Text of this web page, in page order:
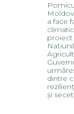
a face
proiect
dintre
și